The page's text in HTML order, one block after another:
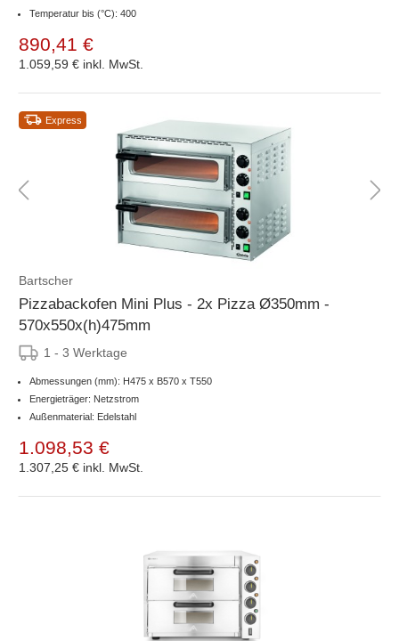
Temperatur bis (°C): 400
890,41 €
1.059,59 € inkl. MwSt.
Express
Bartscher
Pizzabackofen Mini Plus - 2x Pizza Ø350mm -
570x550x(h)475mm
1 - 3 Werktage
Abmessungen (mm): H475 x B570 x T550
Energieträger: Netzstrom
Außenmaterial: Edelstahl
1.098,53 €
1.307,25 € inkl. MwSt.